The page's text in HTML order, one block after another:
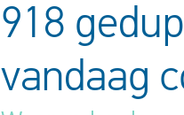
918
vandaag